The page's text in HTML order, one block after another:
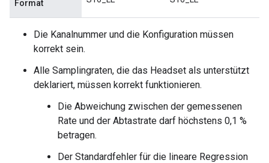
Format
Die Kanalnummer und die Konfiguration müssen
korrekt sein.
Alle Samplingraten, die das Headset als unterstützt
deklariert, müssen korrekt funktionieren.
Die Abweichung zwischen der gemessenen
Rate und der Abtastrate darf höchstens 0,1 %
betragen.
Der Standardfehler für die lineare Regression